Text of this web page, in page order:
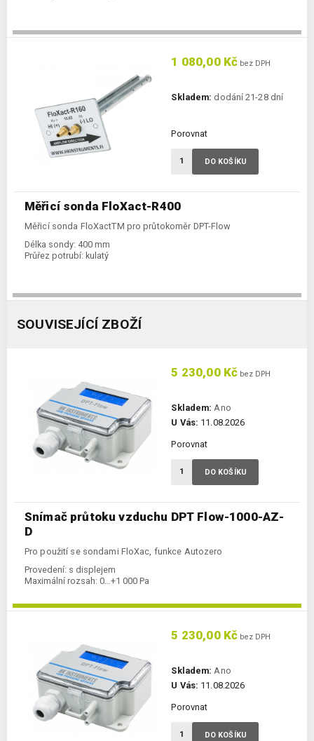
Měřicí sonda FloXact-R400
Měřicí sonda FloXactTM pro průtokoměr DPT-Flow
Délka sondy: 400 mm
Průřez potrubí: kulatý
1 080,00 Kč bez DPH
Skladem: dodání 21-28 dní
Porovnat
DO KOŠÍKU
SOUVISEJÍCÍ ZBOŽÍ
Snímač průtoku vzduchu DPT Flow-1000-AZ-
D
Pro použití se sondami FloXac, funkce Autozero
Provedení: s displejem
Maximální rozsah: 0…+1 000 Pa
5 230,00 Kč bez DPH
Skladem: Ano
U Vás: 11.08.2026
Porovnat
DO KOŠÍKU
5 230,00 Kč bez DPH
Skladem: Ano
U Vás: 11.08.2026
Porovnat
DO KOŠÍKU